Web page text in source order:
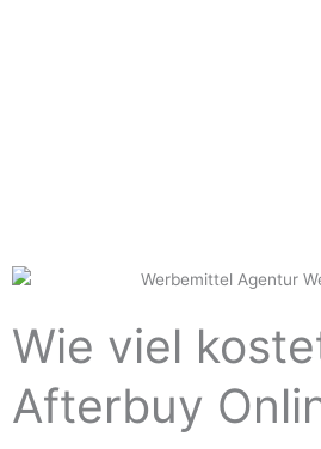
Wie viel
Afterbuy